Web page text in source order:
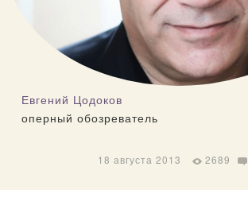
Евгений Цодоков
оперный обозреватель
18 августа 2013 2689